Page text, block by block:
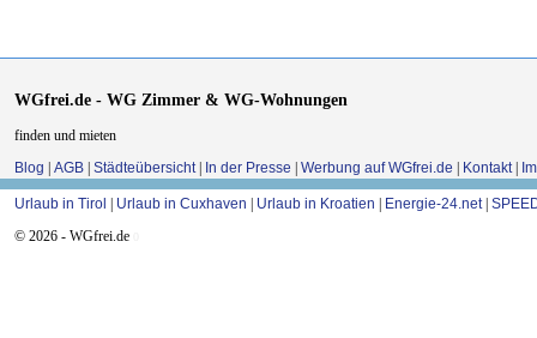
WGfrei.de - WG Zimmer & WG-Wohnungen
finden und mieten
Blog | AGB | Städteübersicht | In der Presse | Werbung auf WGfrei.de | Kontakt |
Urlaub in Tirol | Urlaub in Cuxhaven | Urlaub in Kroatien | Energie-24.net|
© 2026 - WGfrei.de